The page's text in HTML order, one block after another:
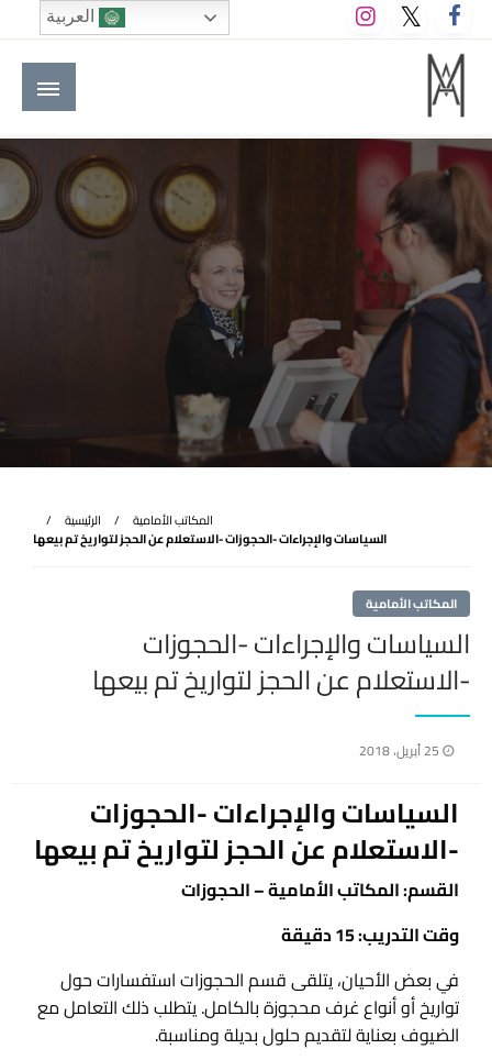
التخطي
إلى
المحتوى
M A hotels | إم ايه هوتيلز
الموقع الأول للعاملين في الفنادق في العالم العربي
الرئيسية
المكاتب الأمامية
السياسات والإجراءات -الحجوزات -الاستعلام عن الحجز لتواريخ تم بيعها
المكاتب الأمامية
السياسات والإجراءات -الحجوزات
-الاستعلام عن الحجز لتواريخ تم بيعها
نُشر
25 أبريل، 2018
السياسات والإجراءات -الحجوزات
-الاستعلام عن الحجز لتواريخ تم بيعها
القسم: المكاتب الأمامية – الحجوزات
وقت التدريب: 15 دقيقة
في بعض الأحيان، يتلقى قسم الحجوزات استفسارات حول
تواريخ أو أنواع غرف محجوزة بالكامل. يتطلب ذلك التعامل مع
الضيوف بعناية لتقديم حلول بديلة ومناسبة.
العربية